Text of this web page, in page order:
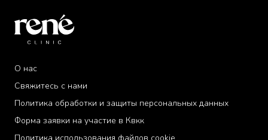
О нас
Свяжитесь с нами
Политика обработки и защиты персональных данных
Форма заявки на участие в Квкк